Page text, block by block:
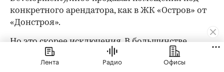
конкретного арендатора, как в ЖК «Остров» от
«Донстроя».
Но это скорее исключения. В большинстве
случаев помещения просто продают, и дальше
все решает рынок. Белых описывает уязвимость
Лента Радио Офисы